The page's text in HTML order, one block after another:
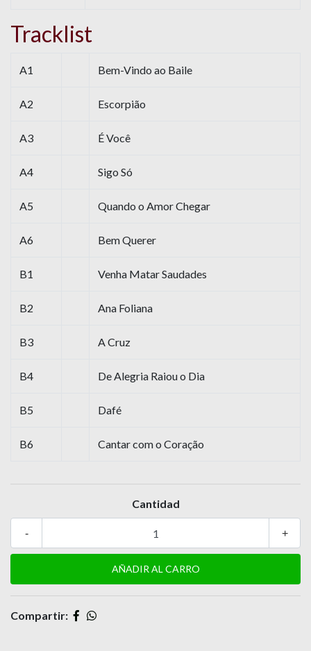
Tracklist
A1 Bem-Vindo ao Baile
A2 Escorpião
A3 É Você
A4 Sigo Só
A5 Quando o Amor Chegar
A6 Bem Querer
B1 Venha Matar Saudades
B2 Ana Foliana
B3 A Cruz
B4 De Alegria Raiou o Dia
B5 Dafé
B6 Cantar com o Coração
Cantidad
+
-
Compartir: